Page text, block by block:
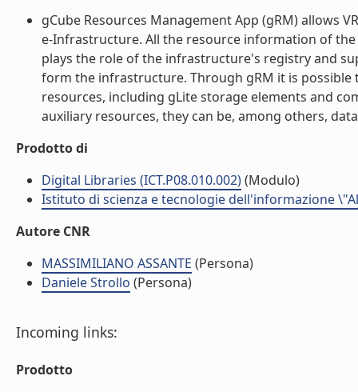
gCube Resources Management App (gRM) allows
e-Infrastructure. All the resource information of
plays the role of the infrastructure's registry and
form the infrastructure. Through gRM it is
resources, including gLite storage elements and
auxiliary resources, they can be, among others,
Prodotto di
Digital Libraries (ICT.P08.010.002)(Modulo)
Istituto di scienza e tecnologie dell'informazione
Autore CNR
MASSIMILIANO ASSANTE (Persona)
Daniele Strollo (Persona)
Incoming links:
Prodotto